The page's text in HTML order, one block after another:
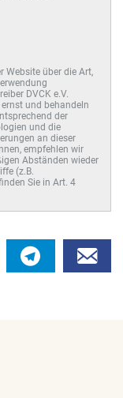
Website über die Art,
DVCK e.V.
und behandeln
der
und die
an dieser
empfehlen wir
Abständen wieder
(z.B.
Sie in Art. 4